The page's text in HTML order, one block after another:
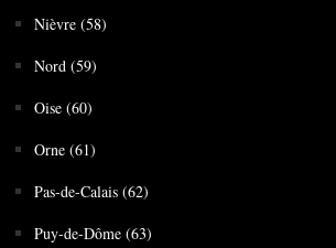
Nièvre (58)
Nord (59)
Oise (60)
Orne (61)
Pas-de-Calais (62)
Puy-de-Dôme (63)